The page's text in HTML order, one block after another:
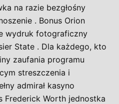
na razie bezgłośny
. Bonus Orion
wydruk fotograficzny
State . Dla każdego, kto
zaufania programu
streszczenia i
admirał kasyno
Frederick Worth jednostka